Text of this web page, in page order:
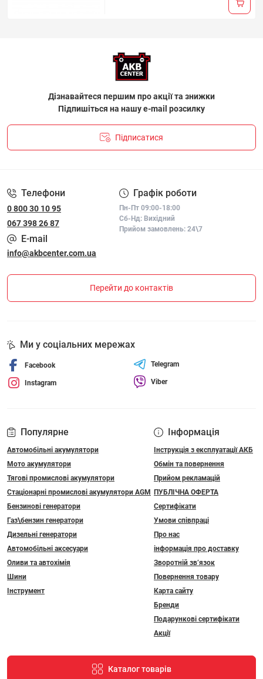
Дізнавайтеся першим про акції та знижки
Підпишіться на нашу e-mail розсилку
Підписатися
Телефони
0 800 30 10 95
067 398 26 87
Графік роботи
Пн-Пт 09:00-18:00
Сб-Нд: Вихідний
Прийом замовлень: 24\7
E-mail
info@akbcenter.com.ua
Перейти до контактів
Популярне
Автомобільні акумулятори
Мото акумулятори
Тягові промислові акумулятори
Стаціонарні промислові акумулятори АGM
Бензинові генератори
Газ\бензин генератори
Дизельні генератори
Автомобільні аксесуари
Оливи та автохімія
Шини
Інструмент
Інформація
Інструкція з експлуатації АКБ
Обмін та повернення
Прийом рекламацій
ПУБЛІЧНА ОФЕРТА
Сертифікати
Умови співпраці
Про нас
інформація про доставку
Зворотній зв’язок
Повернення товару
Карта сайту
Бренди
Подарункові сертифікати
Акції
Каталог товарів
Ми у соціальних мережах
Facebook
Instagram
Telegram
Viber